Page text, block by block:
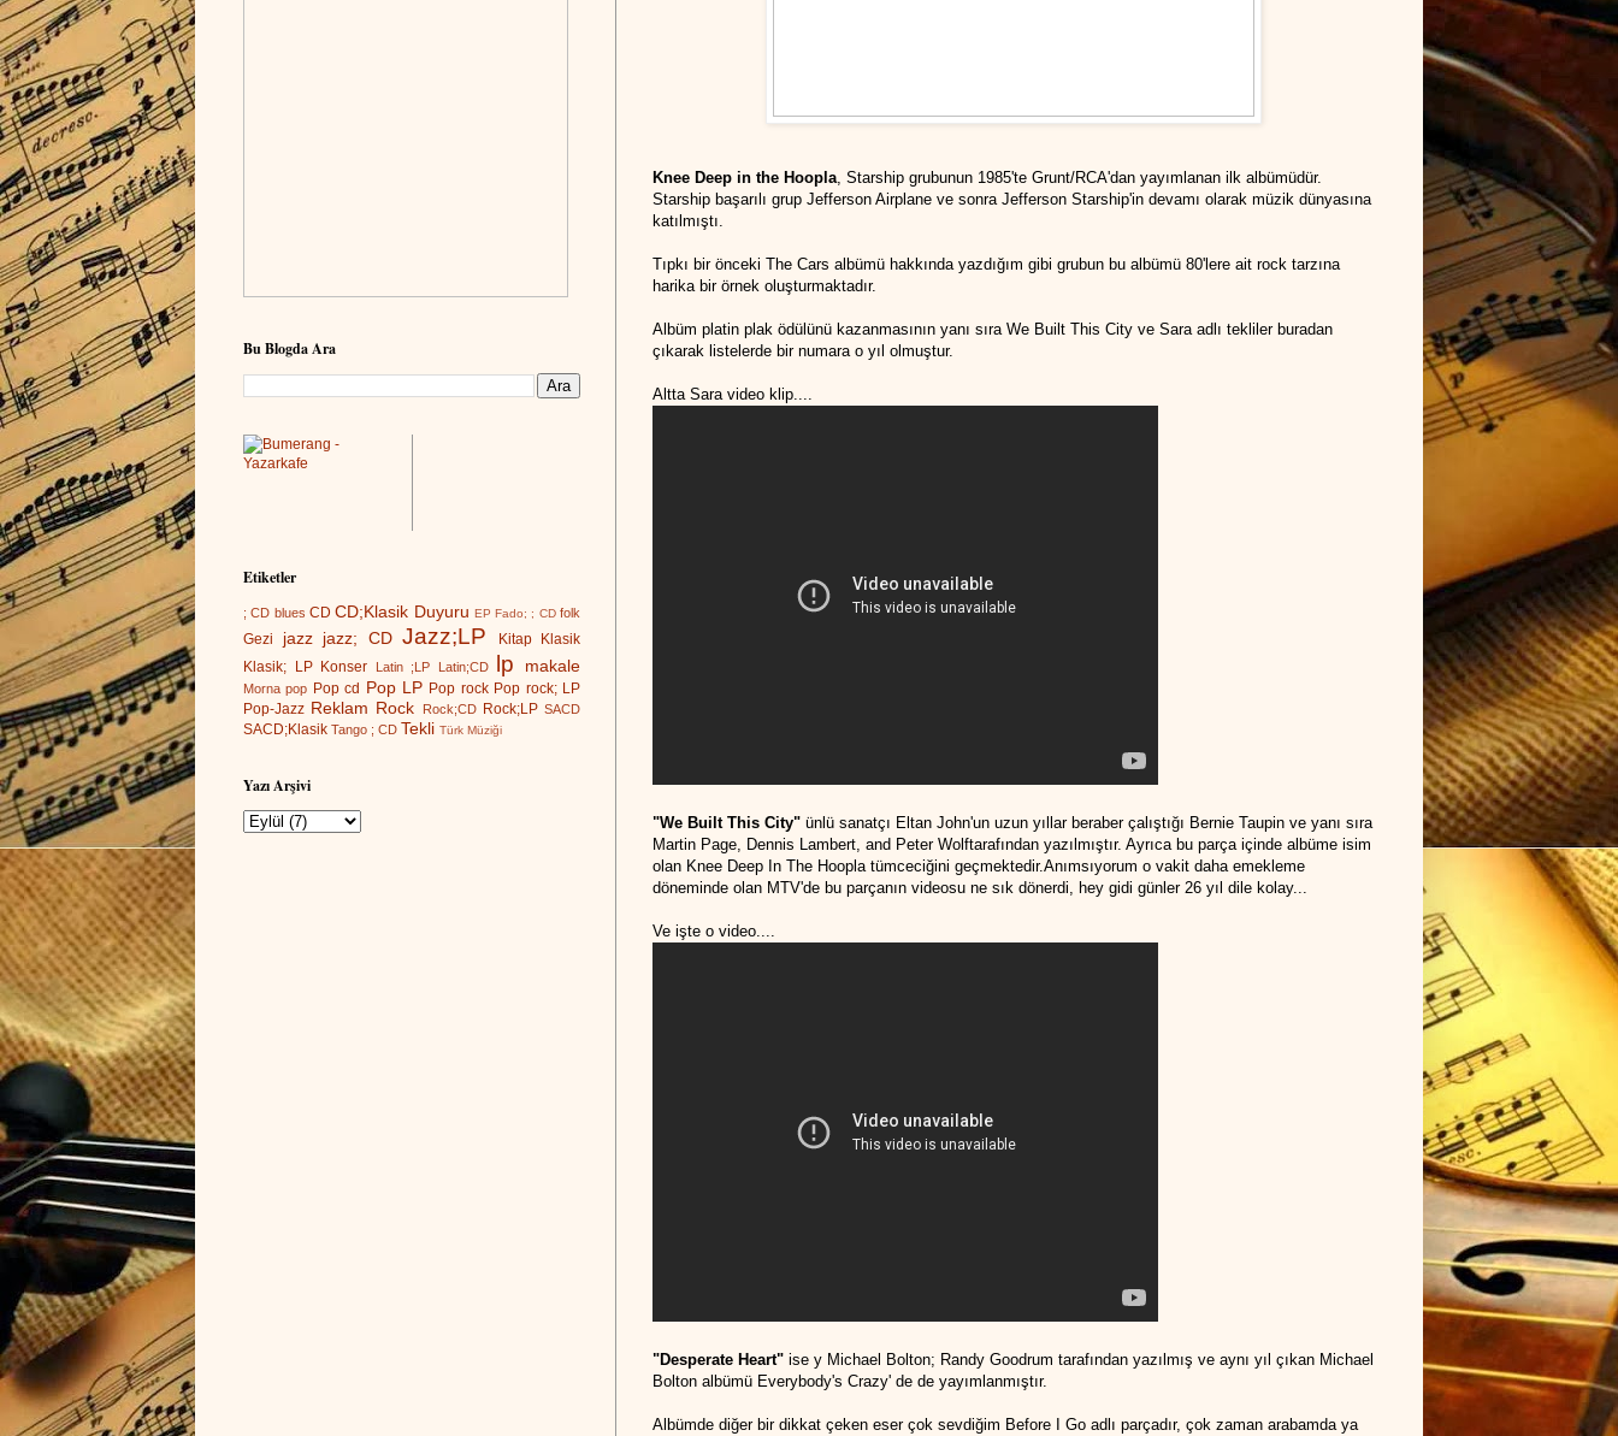
Knee Deep in the Hoopla, Starship grubunun 1985'te Grunt/RCA'dan yayımlanan ilk albümüdür.
Starship başarılı grup Jefferson Airplane ve sonra Jefferson Starship'in devamı olarak müzik dünyasına
katılmıştı.
Tıpkı bir önceki The Cars albümü hakkında yazdığım gibi grubun bu albümü 80'lere ait rock tarzına
harika bir örnek oluşturmaktadır.
Albüm platin plak ödülünü kazanmasının yanı sıra We Built This City ve Sara adlı tekliler buradan
çıkarak listelerde bir numara o yıl olmuştur.
Altta Sara video klip....
"We Built This City" ünlü sanatçı Eltan John'un uzun yıllar beraber çalıştığı Bernie Taupin ve yanı sıra
Martin Page, Dennis Lambert, and Peter Wolftarafından yazılmıştır. Ayrıca bu parça içinde albüme isim
olan Knee Deep In The Hoopla tümceciğini geçmektedir.Anımsıyorum o vakit daha emekleme
döneminde olan MTV'de bu parçanın videosu ne sık dönerdi, hey gidi günler 26 yıl dile kolay...
Ve işte o video....
"Desperate Heart" ise y Michael Bolton; Randy Goodrum tarafından yazılmış ve aynı yıl çıkan Michael
Bolton albümü Everybody's Crazy' de de yayımlanmıştır.
Albümde diğer bir dikkat çeken eser çok sevdiğim Before I Go adlı parçadır, çok zaman arabamda ya
Bu Blogda Ara
Etiketler
; CD blues CD CD;Klasik Duyuru EP Fado; ; CD folk
Gezi jazz jazz; CD Jazz;LP Kitap
Klasik
Klasik; LP
Konser Latin ;LP Latin;CD lp makale
Morna pop Pop cd Pop LP Pop rock Pop rock; LP
Pop-Jazz Reklam Rock Rock;CD Rock;LP SACD
SACD;Klasik Tango ; CD Tekli Türk Müziği
Yazı Arşivi